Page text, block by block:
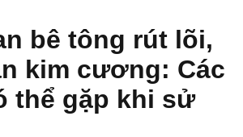
bê tông rút lõi,
kim cương: Các
thể gặp khi sử